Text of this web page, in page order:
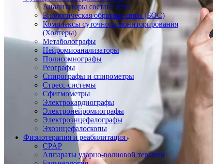
Анализаторы состава тела
Биологическая обратная связь (БОС)
Комплексы суточного мониторирования
(Холтеры)
Метаболографы
Нейромиоанализаторы
Полисомнографы
Реографы
Спирографы и спирометры
Стресс-системы
Сфигмометры
Электрокардиографы
Электронейромиографы
Электроэнцефалографы
Эхоэнцефалоскопы
Физиотерапия и реабилитация
CPAP
Аппараты ударно-волновой терапии